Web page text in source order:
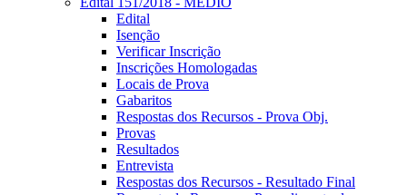
Edital
Isenção
Verificar Inscrição
Inscrições Homologadas
Locais de Prova
Gabaritos
Respostas dos Recursos - Prova Obj.
Provas
Resultados
Entrevista
Respostas dos Recursos - Resultado Final